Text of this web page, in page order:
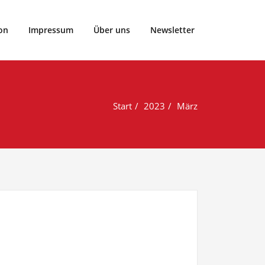
Impressum Über uns Newsletter
Start 2023 März